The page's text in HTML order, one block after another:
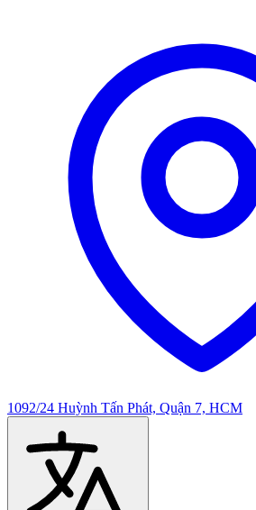
1092/24 Huỳnh Tấn Phát, Quận 7, HCM